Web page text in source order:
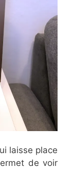
laisse place
de voir